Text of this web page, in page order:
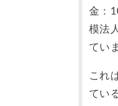
金：
模法
てい
これ
てい